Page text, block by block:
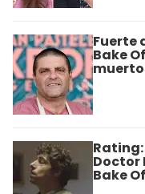
Fuerte
Bake
Rating:
Doctor
Bake